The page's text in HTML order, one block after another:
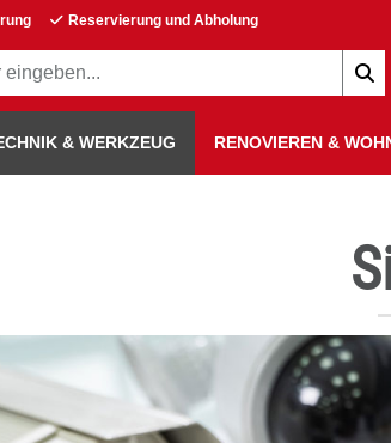
Reservierung und Abholung
& WERKZEUG RENOVIEREN &